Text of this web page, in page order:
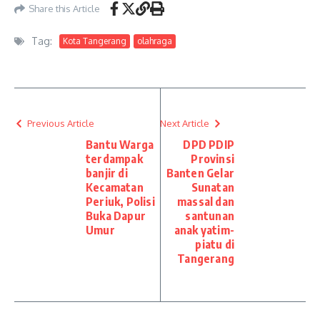
Share this Article
Tag: Kota Tangerang olahraga
Previous Article
Bantu Warga
terdampak
banjir di
Kecamatan
Periuk, Polisi
Buka Dapur
Umur
Next Article
DPD PDIP
Provinsi
Banten Gelar
Sunatan
massal dan
santunan
anak yatim-
piatu di
Tangerang